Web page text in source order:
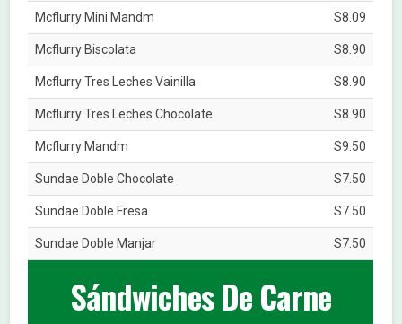
Mcflurry Mini Mandm S8.09
Mcflurry Biscolata S8.90
Mcflurry Tres Leches Vainilla S8.90
Mcflurry Tres Leches Chocolate S8.90
Mcflurry Mandm S9.50
Sundae Doble Chocolate S7.50
Sundae Doble Fresa S7.50
Sundae Doble Manjar S7.50
Sándwiches De Carne